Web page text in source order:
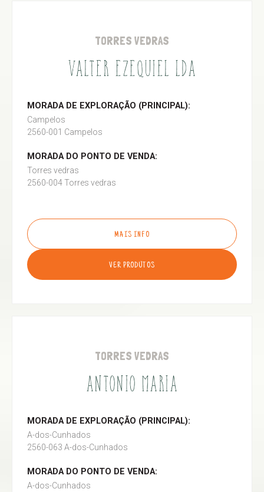
TORRES VEDRAS
VALTER EZEQUIEL LDA
MORADA DE EXPLORAÇÃO (PRINCIPAL):
Campelos
2560-001 Campelos
MORADA DO PONTO DE VENDA:
Torres vedras
2560-004 Torres vedras
MAIS INFO
VER PRODUTOS
TORRES VEDRAS
ANTONIO MARIA
MORADA DE EXPLORAÇÃO (PRINCIPAL):
A-dos-Cunhados
2560-063 A-dos-Cunhados
MORADA DO PONTO DE VENDA:
A-dos-Cunhados